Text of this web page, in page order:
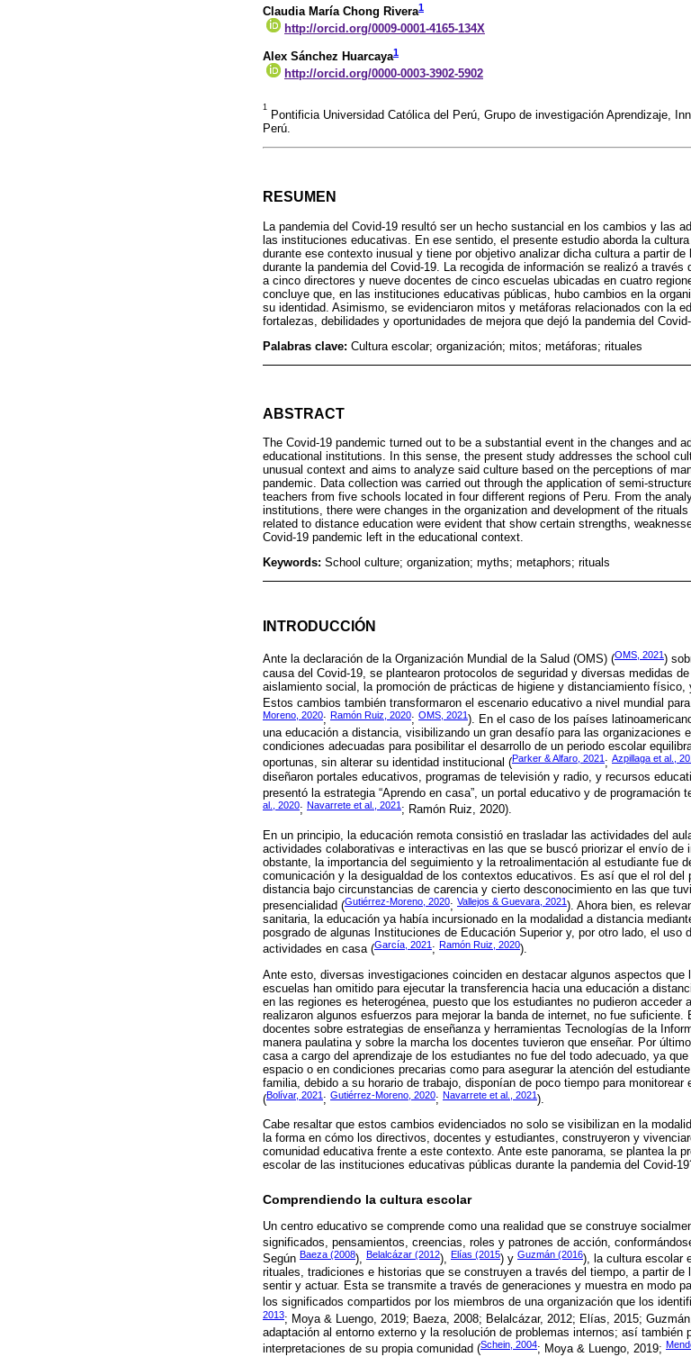
Claudia María Chong Rivera1
http://orcid.org/0009-0001-4165-134X
Alex Sánchez Huarcaya1
http://orcid.org/0000-0003-3902-5902
1
Pontificia Universidad Católica del Perú, Grupo de investigación Aprendizaje,
Perú.
RESUMEN
La pandemia del Covid-19 resultó ser un hecho sustancial en los cambios y las
las instituciones educativas. En ese sentido, el presente estudio aborda la
durante ese contexto inusual y tiene por objetivo analizar dicha cultura a partir
durante la pandemia del Covid-19. La recogida de información se realizó a
a cinco directores y nueve docentes de cinco escuelas ubicadas en cuatro
concluye que, en las instituciones educativas públicas, hubo cambios en la
su identidad. Asimismo, se evidenciaron mitos y metáforas relacionados con la
fortalezas, debilidades y oportunidades de mejora que dejó la pandemia del
Palabras clave: Cultura escolar; organización; mitos; metáforas; rituales
ABSTRACT
The Covid-19 pandemic turned out to be a substantial event in the changes and
educational institutions. In this sense, the present study addresses the school
unusual context and aims to analyze said culture based on the perceptions of
pandemic. Data collection was carried out through the application of semi-
teachers from five schools located in four different regions of Peru. From the
institutions, there were changes in the organization and development of the
related to distance education were evident that show certain strengths,
Covid-19 pandemic left in the educational context.
Keywords: School culture; organization; myths; metaphors; rituals
INTRODUCCIÓN
Ante la declaración de la Organización Mundial de la Salud (OMS) (OMS, 2021 )
causa del Covid-19, se plantearon protocolos de seguridad y diversas medidas
aislamiento social, la promoción de prácticas de higiene y distanciamiento físico,
Estos cambios también transformaron el escenario educativo a nivel mundial
Moreno, 2020; Ramón Ruiz, 2020; OMS, 2021). En el caso de los países
una educación a distancia, visibilizando un gran desafío para las organizaciones
condiciones adecuadas para posibilitar el desarrollo de un periodo escolar
oportunas, sin alterar su identidad institucional (Parker & Alfaro, 2021; Azpillaga et al.,
diseñaron portales educativos, programas de televisión y radio, y recursos
presentó la estrategia “Aprendo en casa”, un portal educativo y de
al., 2020; Navarrete et al., 2021 ; Ramón Ruiz, 2020).
En un principio, la educación remota consistió en trasladar las actividades del
actividades colaborativas e interactivas en las que se buscó priorizar el envío de
obstante, la importancia del seguimiento y la retroalimentación al estudiante fue
comunicación y la desigualdad de los contextos educativos. Es así que el rol del
distancia bajo circunstancias de carencia y cierto desconocimiento en las que
presencialidad (Gutiérrez-Moreno, 2020; Vallejos & Guevara, 2021). Ahora bien, es
sanitaria, la educación ya había incursionado en la modalidad a distancia
posgrado de algunas Instituciones de Educación Superior y, por otro lado, el uso
actividades en casa (García, 2021 ; Ramón Ruiz, 2020).
Ante esto, diversas investigaciones coinciden en destacar algunos aspectos
escuelas han omitido para ejecutar la transferencia hacia una educación a
en las regiones es heterogénea, puesto que los estudiantes no pudieron
realizaron algunos esfuerzos para mejorar la banda de internet, no fue
docentes sobre estrategias de enseñanza y herramientas Tecnologías de la
manera paulatina y sobre la marcha los docentes tuvieron que enseñar. Por
casa a cargo del aprendizaje de los estudiantes no fue del todo adecuado, ya
espacio o en condiciones precarias como para asegurar la atención del
familia, debido a su horario de trabajo, disponían de poco tiempo para
(Bolívar, 2021 ; Gutiérrez-Moreno, 2020; Navarrete et al., 2021).
Cabe resaltar que estos cambios evidenciados no solo se visibilizan en la
la forma en cómo los directivos, docentes y estudiantes, construyeron y
comunidad educativa frente a este contexto. Ante este panorama, se plantea la
escolar de las instituciones educativas públicas durante la pandemia del Covid-
Comprendiendo la cultura escolar
Un centro educativo se comprende como una realidad que se construye
significados, pensamientos, creencias, roles y patrones de acción,
Según Baeza (2008), Belalcázar (2012), Elías (2015) y Guzmán (2016), la cultura escolar
rituales, tradiciones e historias que se construyen a través del tiempo, a partir
sentir y actuar. Esta se transmite a través de generaciones y muestra en modo
los significados compartidos por los miembros de una organización que los
2013; Moya & Luengo, 2019; Baeza, 2008; Belalcázar, 2012; Elías, 2015;
adaptación al entorno externo y la resolución de problemas internos; así también
interpretaciones de su propia comunidad (Schein, 2004; Moya & Luengo, 2019;